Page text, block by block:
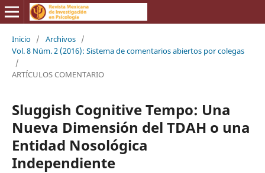
Inicio / Archivos /
Vol. 8 Núm. 2 (2016): Sistema de comentarios abiertos por colegas
/
ARTÍCULOS COMENTARIO
Sluggish Cognitive Tempo: Una
Nueva Dimensión del TDAH o una
Entidad Nosológica
Independiente